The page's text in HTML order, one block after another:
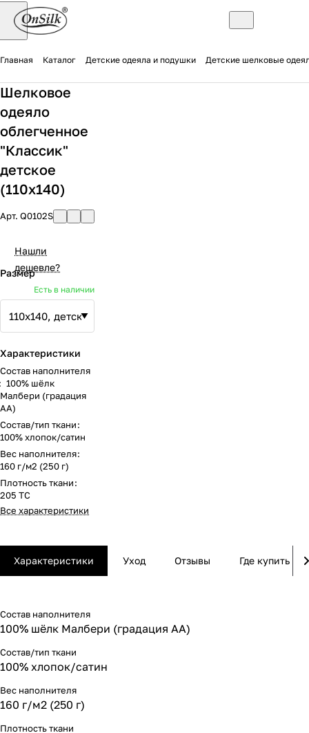
Главная Каталог Детские одеяла и подушки Детские шелковые
Шелковое
одеяло
облегченное
"Классик"
детское
(110х140)
Арт. Q0102S
Нашли
дешевле?
Размер
Есть в наличии
Характеристики
Состав наполнителя
100% шёлк
Малбери (градация
АА)
Состав/тип ткани:
100% хлопок/сатин
Вес наполнителя:
160 г/м2 (250 г)
Плотность ткани:
205 ТС
Все характеристики
Характеристики Уход Отзывы Где купить
Состав наполнителя
100% шёлк Малбери (градация АА)
Состав/тип ткани
100% хлопок/сатин
Вес наполнителя
160 г/м2 (250 г)
Плотность ткани